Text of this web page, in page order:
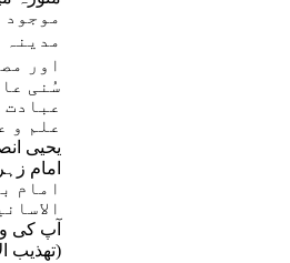
مدینہ
اور
سُنی
علم و
یحیی
امام
امام
آپ کی
(تھذیب